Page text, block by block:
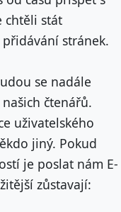
chtěli stát
stránek.
se nadále
čtenářů.
uživatelského
jiný. Pokud
je poslat nám E-
zůstavají: